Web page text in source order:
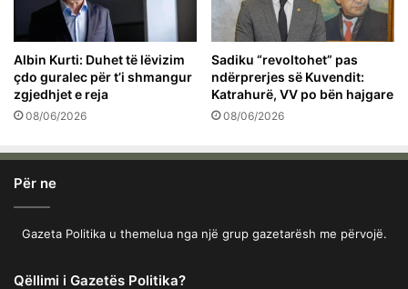
Albin Kurti: Duhet të lëvizim
çdo guralec për t’i shmangur
zgjedhjet e reja
08/06/2026
Sadiku “revoltohet” pas
ndërprerjes së Kuvendit:
Katrahurë, VV po bën hajgare
08/06/2026
Për ne
Gazeta Politika u themelua nga një grup gazetarësh me përvojë.
Qëllimi i Gazetës Politika?